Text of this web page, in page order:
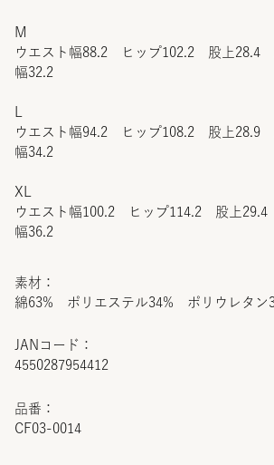
JANコード：
4550287954412
品番：
CF03-0014
M
ウエスト幅88.2 ヒップ102.2 股上28.4
幅32.2
ウエスト幅94.2 ヒップ108.2 股上28.9
幅34.2
XL
ウエスト幅100.2 ヒップ114.2 股上
幅36.2
素材：
綿63% ポリエステル34% ポリウレタン